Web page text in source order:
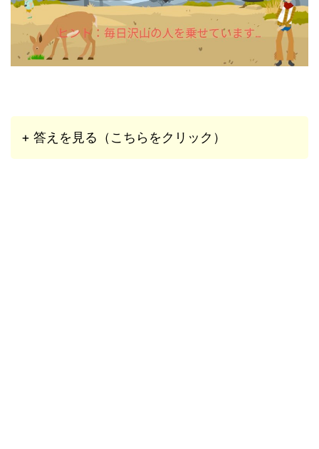
+ 答えを見る（こちらをクリック）